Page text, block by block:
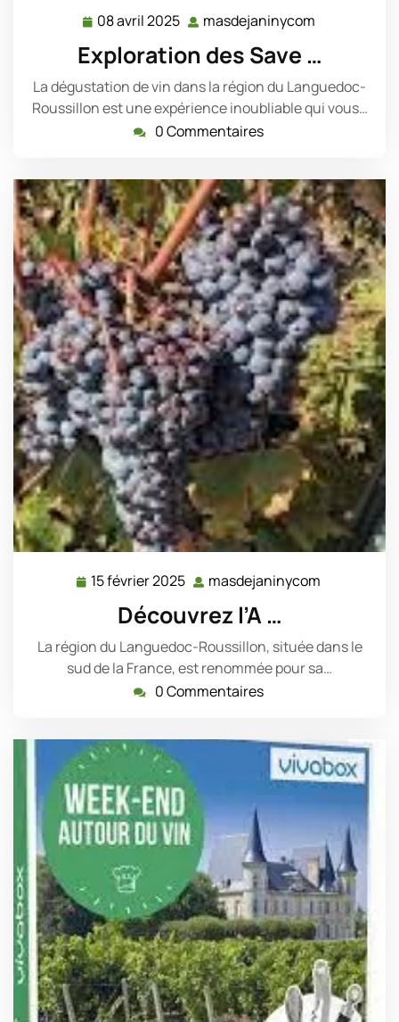
08 avril 2025 08
2025
masdejaninycom
Exploration des Save …
La dégustation de vin dans la région du Languedoc-
Roussillon est une expérience inoubliable qui vous…
0 Commentaires
15 février 2025 15
2025
masdejaninycom
Découvrez l’A …
La région du Languedoc-Roussillon, située dans le
sud de la France, est renommée pour sa…
0 Commentaires